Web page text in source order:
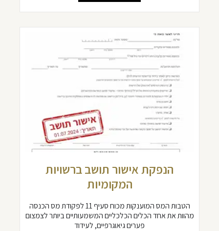
הנפקת אישור תושב ברשויות
המקומיות
הטבות המס המוענקות מכוח סעיף 11 לפקודת מס הכנסה
מהוות את אחד הכלים הכלכליים המשמעותיים ביותר לצמצום
פערים גיאוגרפיים, לעידוד